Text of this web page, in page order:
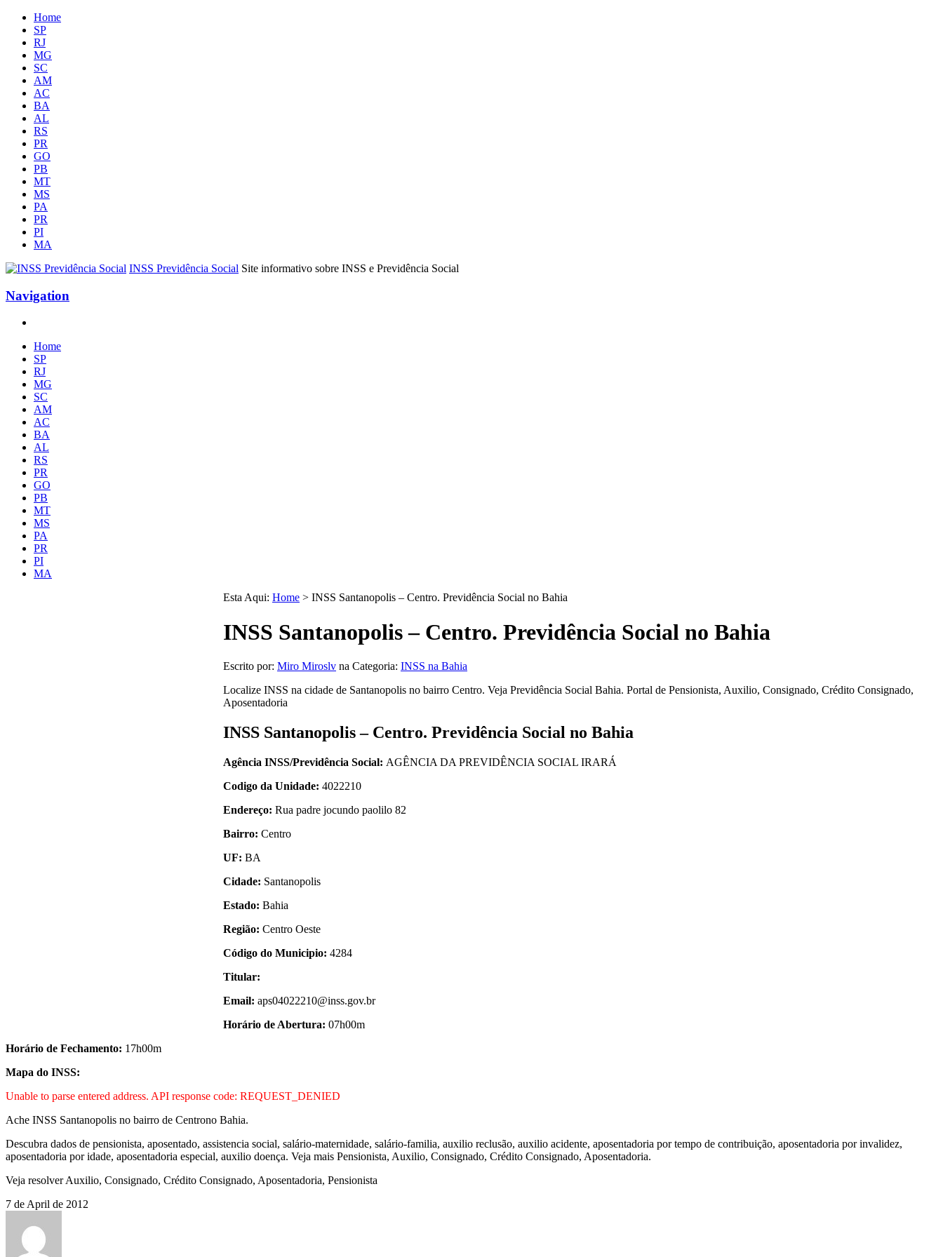
Home
SP
RJ
MG
SC
AM
AC
BA
AL
RS
PR
GO
PB
MT
MS
PA
PR
PI
MA
INSS Previdência Social Site informativo sobre INSS e Previdência Social
Navigation
Home
SP
RJ
MG
SC
AM
AC
BA
AL
RS
PR
GO
PB
MT
MS
PA
PR
PI
MA
Esta Aqui: Home > INSS Santanopolis – Centro. Previdência Social no Bahia
INSS Santanopolis – Centro. Previdência Social no Bahia
Escrito por: Miro Miroslv na Categoria: INSS na Bahia
Localize INSS na cidade de Santanopolis no bairro Centro. Veja Previdência Social Bahia. Portal de Pensionista, Auxilio, Consignado, Crédito Consignado,
Aposentadoria
INSS Santanopolis – Centro. Previdência Social no Bahia
Agência INSS/Previdência Social: AGÊNCIA DA PREVIDÊNCIA SOCIAL IRARÁ
Codigo da Unidade: 4022210
Endereço: Rua padre jocundo paolilo 82
Bairro: Centro
UF: BA
Cidade: Santanopolis
Estado: Bahia
Região: Centro Oeste
Código do Municipio: 4284
Titular:
Email: aps04022210@inss.gov.br
Horário de Abertura: 07h00m
Horário de Fechamento: 17h00m
Mapa do INSS:
Unable to parse entered address. API response code: REQUEST_DENIED
Ache INSS Santanopolis no bairro de Centrono Bahia.
Descubra dados de pensionista, aposentado, assistencia social, salário-maternidade, salário-familia, auxilio reclusão, auxilio acidente, aposentadoria por tempo de contribuição, aposentadoria por invalidez,
aposentadoria por idade, aposentadoria especial, auxilio doença. Veja mais Pensionista, Auxilio, Consignado, Crédito Consignado, Aposentadoria.
Veja resolver Auxilio, Consignado, Crédito Consignado, Aposentadoria, Pensionista
7 de April de 2012